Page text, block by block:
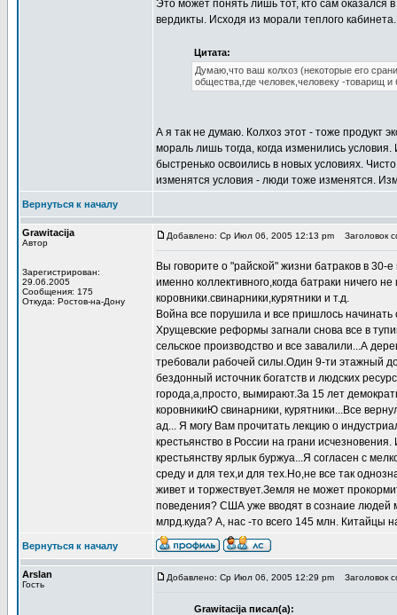
Это может понять лишь тот, кто сам оказался
вердикты. Исходя из морали теплого кабинета.
Цитата:
Думаю,что ваш колхоз (некоторые его
общества,где человек,человеку -товарищ и
А я так не думаю. Колхоз этот - тоже продукт
мораль лишь тогда, когда изменились
быстренько освоились в новых условиях.
изменятся условия - люди тоже изменятся.
Вернуться к началу
Grawitacija
Автор
Зарегистрирован:
29.06.2005
Сообщения: 175
Откуда: Ростов-на-Дону
Добавлено: Ср Июл 06, 2005 12:13 pm Заголовок
Вы говорите о "райской" жизни батраков в 30-
именно коллективного,когда батраки ничего
коровники.свинарники,курятники и т.д.
Война все порушила и все пришлось начинать
Хрущевские реформы загнали снова все в
сельское производство и все завалили...А
требовали рабочей силы.Один 9-ти этажный
бездонный источник богатств и людских
города,а,просто, вымирают.За 15 лет
коровникиЮ свинарники, курятники...Все
ад... Я могу Вам прочитать лекцию о
крестьянство в России на грани
крестьянству ярлык буржуа...Я согласен с
среду и для тех,и для тех.Но,не все так
живет и торжествует.Земля не может
поведения? США уже вводят в сознаие
млрд.куда? А, нас -то всего 145 млн. Китайцы
Вернуться к началу
Arslan
Гость
Добавлено: Ср Июл 06, 2005 12:29 pm Заголовок
Grawitacija писал(а):